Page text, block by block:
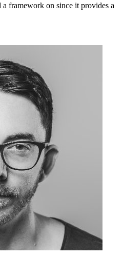
framework on since it provides a